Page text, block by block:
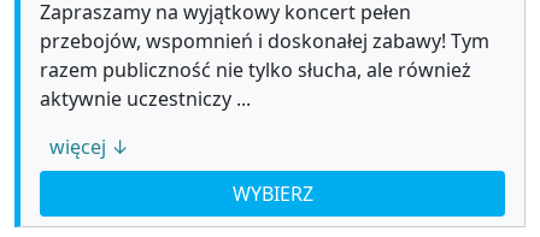
Zapraszamy na wyjątkowy koncert pełen
przebojów, wspomnień i doskonałej zabawy! Tym
razem publiczność nie tylko słucha, ale również
aktywnie uczestniczy ...
więcej ↓
WYBIERZ